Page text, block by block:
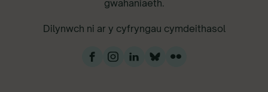
gwahaniaeth.
Dilynwch ni ar y cyfryngau cymdeithasol